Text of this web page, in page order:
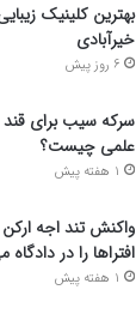
بهترین کلینیک
خیرآبادی
6 روز پیش
سرکه سیب برای قند
علمی چیست؟
1 هفته پیش
واکنش تند اجه
افتراها را در
1 هفته پیش